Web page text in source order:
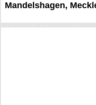
Mandelshagen,